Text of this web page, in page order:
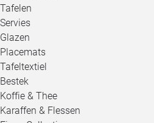
Tafelen
Servies
Glazen
Placemats
Tafeltextiel
Bestek
Koffie & Thee
Karaffen & Flessen